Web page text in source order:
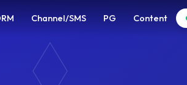
Channel/SMS PG Content